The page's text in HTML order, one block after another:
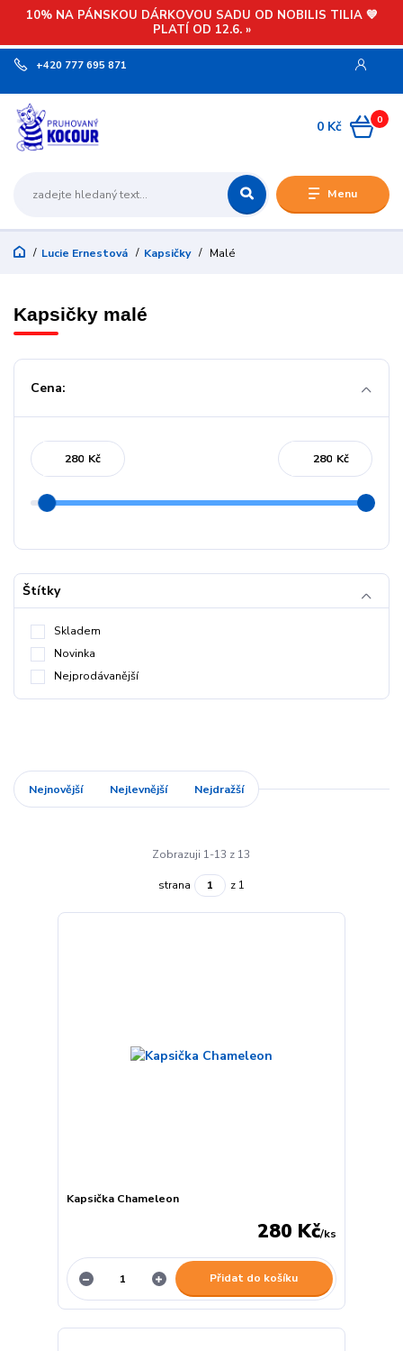
10% NA PÁNSKOU DÁRKOVOU SADU OD NOBILIS TILIA 💙
PLATÍ OD 12.6. »
Menu
+420 777 695 871
0
0 Kč
Lucie Ernestová Kapsičky Malé
Kapsičky malé
Cena:
Kč Kč
Štítky
Skladem
Novinka
Nejprodávanější
Nejnovější Nejlevnější Nejdražší
Zobrazuji 1-13 z 13
strana z 1
Kapsička Chameleon
280 Kč/ks
Přidat do košíku